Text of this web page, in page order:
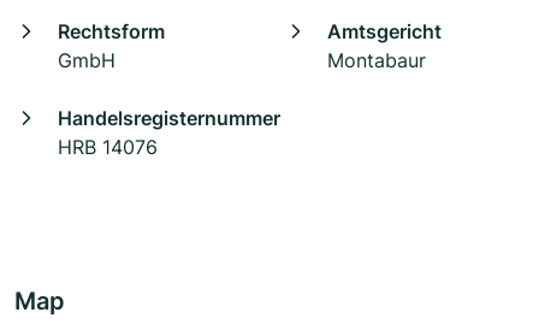
Rechtsform
GmbH
Amtsgericht
Montabaur
Handelsregisternummer
HRB 14076
Map